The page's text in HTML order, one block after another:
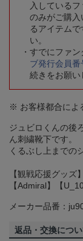
入している
のみがご購
るアイテム
い。
すでにファン
ブ発行会員番
続きをお願い
※ お客様都合によ
ジュビロくんの後
ん刺繍靴下です。
くるぶし上までの
【観戦応援グッズ
【Admiral】【
メーカー品番：
返品・交換につ